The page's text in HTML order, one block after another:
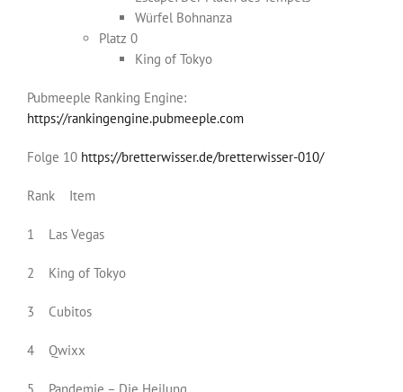
Würfel Bohnanza
Platz 0
King of Tokyo
Pubmeeple Ranking Engine:
https://rankingengine.pubmeeple.com
Folge 10 https://bretterwisser.de/bretterwisser-010/
Rank Item
1 Las Vegas
2 King of Tokyo
3 Cubitos
4 Qwixx
5 Pandemie – Die Heilung